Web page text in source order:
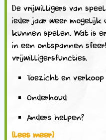
De vrijwilligers van
ieder jaar weer mogelijk
kunnen spelen. Wat is
in een ontspannen
vrijwilligersfuncties.
Toezicht en verkoop
Onderhoud
Anders helpen?
[lees meer]